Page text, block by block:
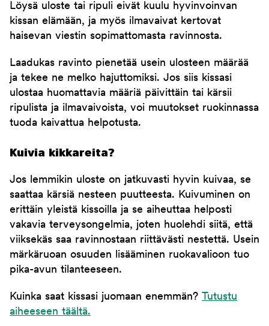
Löysä uloste tai ripuli eivät kuulu hyvinvoinvan
kissan elämään, ja myös ilmavaivat kertovat
haisevan viestin sopimattomasta ravinnosta.
Laadukas ravinto pienetää usein ulosteen määrää
ja tekee ne melko hajuttomiksi. Jos siis kissasi
ulostaa huomattavia määriä päivittäin tai kärsii
ripulista ja ilmavaivoista, voi muutokset ruokinnassa
tuoda kaivattua helpotusta.
Kuivia kikkareita?
Jos lemmikin uloste on jatkuvasti hyvin kuivaa, se
saattaa kärsiä nesteen puutteesta. Kuivuminen on
erittäin yleistä kissoilla ja se aiheuttaa helposti
vakavia terveysongelmia, joten huolehdi siitä, että
viiksekäs saa ravinnostaan riittävästi nestettä. Usein
märkäruoan osuuden lisääminen ruokavalioon tuo
pika-avun tilanteeseen.
Kuinka saat kissasi juomaan enemmän? Tutustu
aiheeseen täältä.